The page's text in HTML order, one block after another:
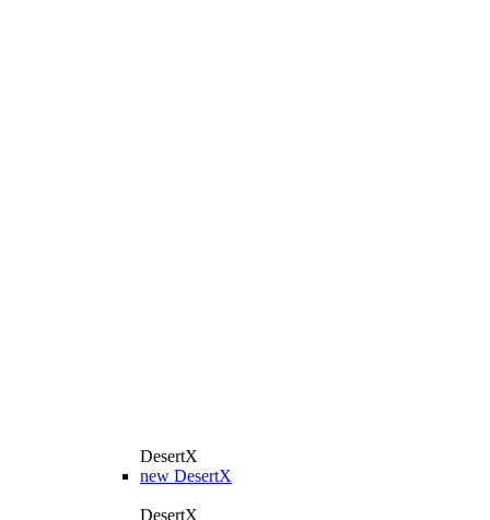
DesertX
new DesertX
DesertX